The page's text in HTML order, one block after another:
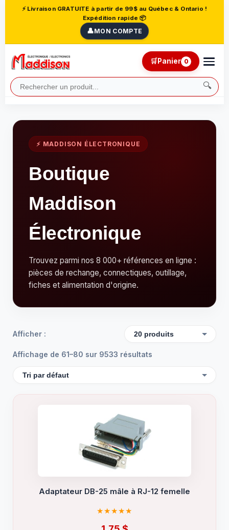
⚡ Livraison GRATUITE à partir de 99$ au Québec & Ontario !
Expédition rapide 📦
👤MON COMPTE
🔍
🛒Panier 0
⚡ MADDISON ÉLECTRONIQUE
Boutique
Maddison
Électronique
Trouvez parmi nos 8 000+ références en ligne :
pièces de rechange, connectiques, outillage,
fiches et alimentation d'origine.
Afficher :
Affichage de 61–80 sur 9533 résultats
Adaptateur DB-25 mâle à RJ-12 femelle